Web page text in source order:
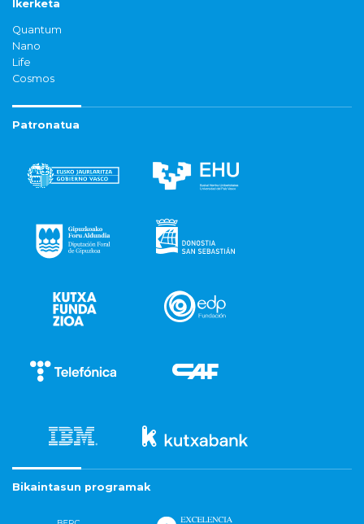
Ikerketa
Quantum
Nano
Life
Cosmos
Patronatua
Bikaintasun programak